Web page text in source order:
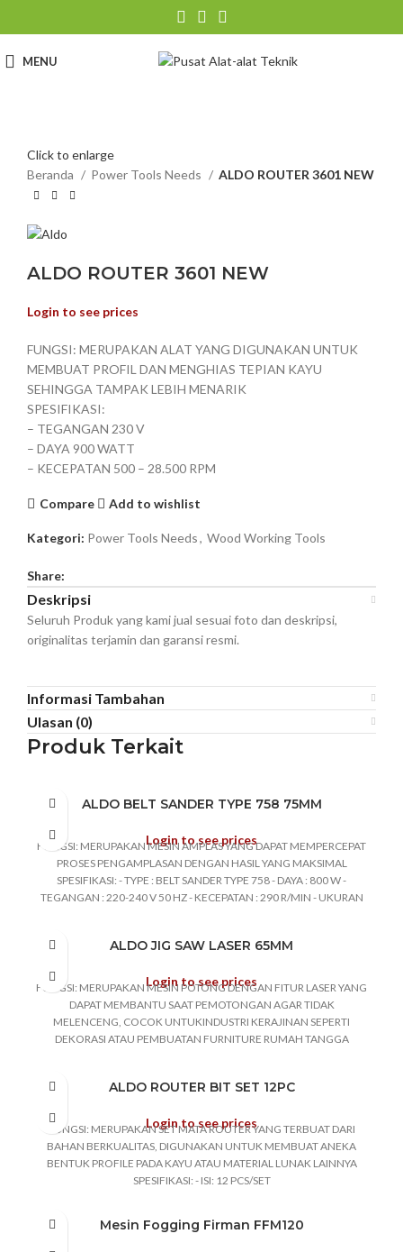
MENU
Click to enlarge
Beranda
Power Tools Needs ALDO ROUTER 3601 NEW
ALDO ROUTER 3601 NEW
Login to see prices
FUNGSI: MERUPAKAN ALAT YANG DIGUNAKAN UNTUK
MEMBUAT PROFIL DAN MENGHIAS TEPIAN KAYU
SEHINGGA TAMPAK LEBIH MENARIK
SPESIFIKASI:
– TEGANGAN 230 V
– DAYA 900 WATT
– KECEPATAN 500 – 28.500 RPM
Compare Add to wishlist
Kategori: Power Tools Needs, Wood Working Tools
Share:
Deskripsi
Seluruh Produk yang kami jual sesuai foto dan deskripsi,
originalitas terjamin dan garansi resmi.
Informasi Tambahan
Ulasan (0)
Produk Terkait
ALDO BELT SANDER TYPE 758 75MM
Login to see prices
FUNGSI: MERUPAKAN MESIN AMPLAS YANG DAPAT MEMPERCEPAT
PROSES PENGAMPLASAN DENGAN HASIL YANG MAKSIMAL
SPESIFIKASI: - TYPE : BELT SANDER TYPE 758 - DAYA : 800 W -
TEGANGAN : 220-240 V 50 HZ - KECEPATAN : 290 R/MIN - UKURAN
ALDO JIG SAW LASER 65MM
Login to see prices
FUNGSI: MERUPAKAN MESIN POTONG DENGAN FITUR LASER YANG
DAPAT MEMBANTU SAAT PEMOTONGAN AGAR TIDAK
MELENCENG, COCOK UNTUKINDUSTRI KERAJINAN SEPERTI
DEKORASI ATAU PEMBUATAN FURNITURE RUMAH TANGGA
POTONG : 100MM
ALDO ROUTER BIT SET 12PC
Login to see prices
FUNGSI: MERUPAKAN SET MATA ROUTER YANG TERBUAT DARI
BAHAN BERKUALITAS, DIGUNAKAN UNTUK MEMBUAT ANEKA
BENTUK PROFILE PADA KAYU ATAU MATERIAL LUNAK LAINNYA
SPESIFIKASI: - ISI: 12 PCS/SET
Mesin Fogging Firman FFM120